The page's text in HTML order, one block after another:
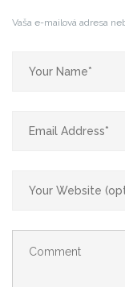
Vaša e-mailová adresa